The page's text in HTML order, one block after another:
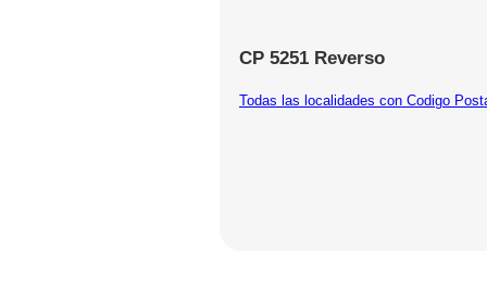
CP 5251 Reverso
Todas las localidades con Codigo